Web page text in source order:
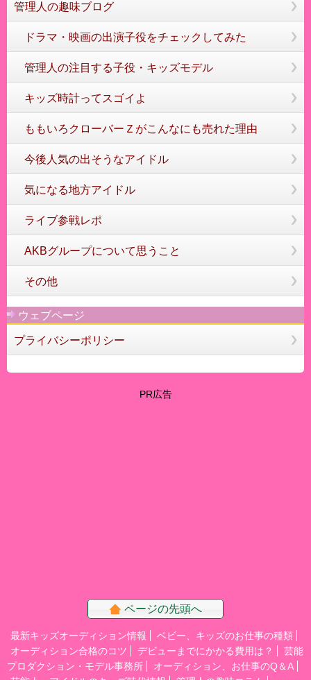
管理人の趣味ブログ
ドラマ・映画の出演子役をチェックしてみた
管理人の注目する子役・キッズモデル
キッズ時計ってスゴイよ
ももいろクローバーＺがこんなにも売れた理由
今後人気の出そうなアイドル
気になる地方アイドル
ライブ参戦レポ
AKBグループについて思うこと
その他
ウェブページ
プライバシーポリシー
PR広告
ページの先頭へ
最新キッズオーディション情報
ベビー、キッズのお仕事の種類
オーディション合格のコツ
デビューまでにかかる費用は？
芸能
プロダクション・モデル事務所
オーディション、お仕事のQ＆A